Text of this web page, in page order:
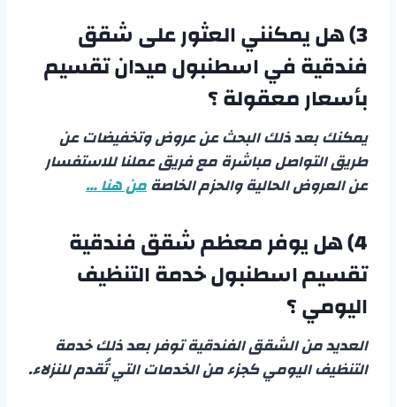
3) هل يمكنني العثور على
شقق
فندقية في اسطنبول ميدان تقسيم
بأسعار معقولة ؟
يمكنك بعد ذلك البحث عن عروض وتخفيضات عن
طريق التواصل مباشرة مع فريق عملنا للاستفسار
عن العروض الحالية والحزم الخاصةمن هنا …
4) هل يوفر معظم
شقق فندقية
تقسيم اسطنبولخدمة التنظيف
اليومي ؟
العديد من الشقق الفندقية توفر بعد ذلك خدمة
التنظيف اليومي كجزء من الخدمات التي تُقدم للنزلاء.